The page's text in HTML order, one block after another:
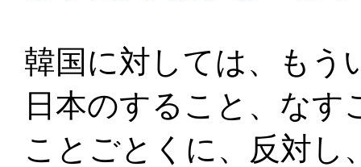
韓国に対しては、もう
日本のすること、なす
ことごとくに、反対し